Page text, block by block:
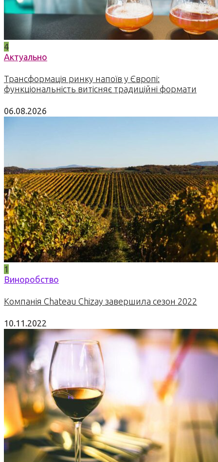
4
Актуально
Трансформація ринку напоїв у Європі:
функціональність витісняє традиційні формати
06.08.2026
1
Виноробство
Компанія Chateau Chizay завершила сезон 2022
10.11.2022